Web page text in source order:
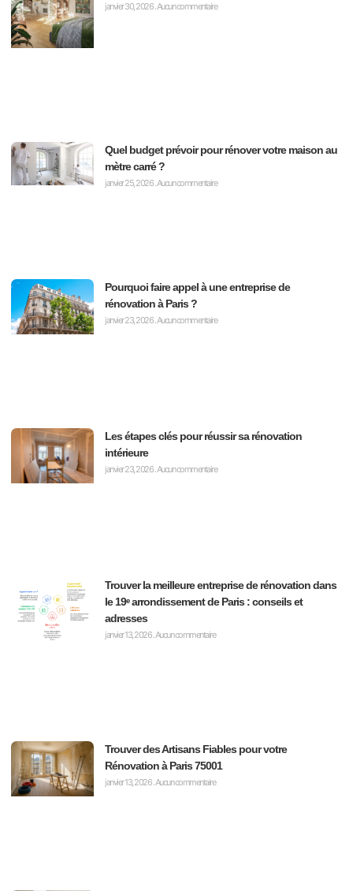
janvier 30, 2026Aucun commentaire
Quel budget prévoir pour rénover votre maison au
mètre carré ?
janvier 25, 2026Aucun commentaire
Pourquoi faire appel à une entreprise de
rénovation à Paris ?
janvier 23, 2026Aucun commentaire
Les étapes clés pour réussir sa rénovation
intérieure
janvier 23, 2026 Aucun commentaire
Trouver la meilleure entreprise de rénovation dans
le 19ᵉ arrondissement de Paris : conseils et
adresses
janvier 13, 2026 Aucun commentaire
Trouver des Artisans Fiables pour votre
Rénovation à Paris 75001
janvier 13, 2026Aucun commentaire